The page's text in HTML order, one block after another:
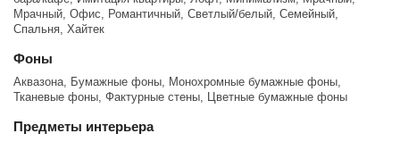
Дополнтельное оборудование (платно): Бумажные фоны; видео
свет Aputure, Amaran; дым машину, проектор, тв-плазма.
Доп. услуги: интернет провод, отдельная гримерная, инструктаж по
оборудованию, помощь в установке оборудования (импульсного/
постоянного) по схеме света.
Сайт: https://www.wave.moscow
Мрачный, Офис, Романтичный, Светлый/белый, Семейный,
Спальня, Хайтек
Фоны
Аквазона, Бумажные фоны, Монохромные бумажные фоны,
Тканевые фоны, Фактурные стены, Цветные бумажные фоны
Предметы интерьера